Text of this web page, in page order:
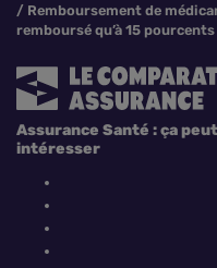
Remboursement de
remboursé qu’à 15 pourcents
Assurance Santé : ça
intéresser